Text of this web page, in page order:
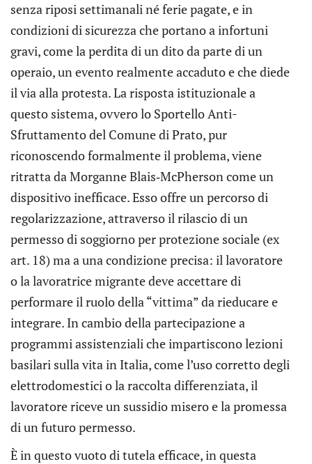
senza riposi settimanali né ferie pagate, e in
condizioni di sicurezza che portano a infortuni
gravi, come la perdita di un dito da parte di un
operaio, un evento realmente accaduto e che diede
il via alla protesta. La risposta istituzionale a
questo sistema, ovvero lo Sportello Anti-
Sfruttamento del Comune di Prato, pur
riconoscendo formalmente il problema, viene
ritratta da Morganne Blais‑McPherson come un
dispositivo inefficace. Esso offre un percorso di
regolarizzazione, attraverso il rilascio di un
permesso di soggiorno per protezione sociale (ex
art. 18) ma a una condizione precisa: il lavoratore
o la lavoratrice migrante deve accettare di
performare il ruolo della “vittima” da rieducare e
integrare. In cambio della partecipazione a
programmi assistenziali che impartiscono lezioni
basilari sulla vita in Italia, come l’uso corretto degli
elettrodomestici o la raccolta differenziata, il
lavoratore riceve un sussidio misero e la promessa
di un futuro permesso.
È in questo vuoto di tutela efficace, in questa